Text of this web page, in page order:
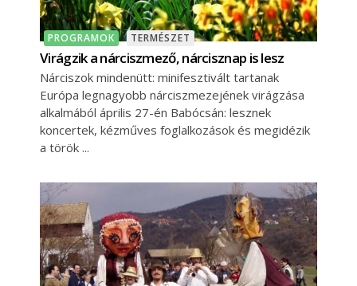
PROGRAMOK TERMÉSZET
Virágzik a nárciszmező, nárcisznap is lesz
Nárciszok mindenütt: minifesztivált tartanak
Európa legnagyobb nárciszmezejének virágzása
alkalmából április 27-én Babócsán: lesznek
koncertek, kézműves foglalkozások és megidézik
a török